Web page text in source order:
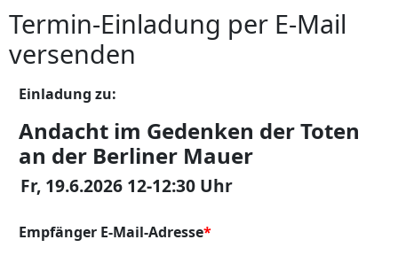
Termin-Einladung per E-Mail
versenden
Einladung zu:
Andacht im Gedenken der Toten
an der Berliner Mauer
Fr, 19.6.2026 12-12:30 Uhr
Empfänger E-Mail-Adresse*